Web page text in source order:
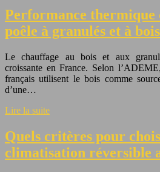
Performance thermique
poêle à granulés et à bois
Le chauffage au bois et aux
croissante en France. Selon
français utilisent le bois comme
d’une…
Lire la suite
Quels critères pour
climatisation réversible